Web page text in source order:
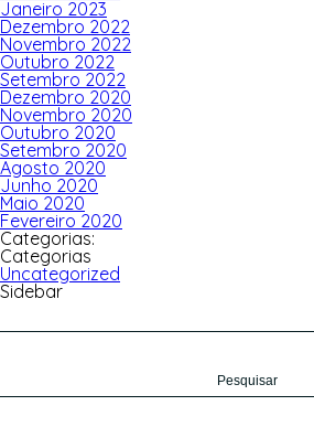
Janeiro 2023
Dezembro 2022
Novembro 2022
Outubro 2022
Setembro 2022
Dezembro 2020
Novembro 2020
Outubro 2020
Setembro 2020
Agosto 2020
Junho 2020
Maio 2020
Fevereiro 2020
Categorias:
Categorias
Uncategorized
Sidebar
por: